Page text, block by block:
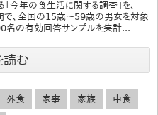
今年の食生活に関する調査」を、
、全国の15歳～59歳の男女を対象
名の有効回答サンプルを集計...
読む
外食 家事 家族 中食